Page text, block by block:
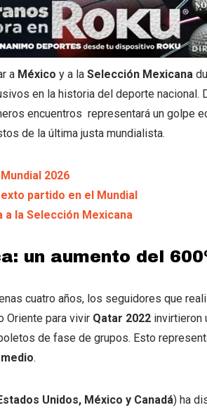
a México y a la Selección Mexicana
en la historia del deporte nacional.
encuentros representará un golpe
de la última justa mundialista.
2026
partido en el Mundial
a la Selección Mexicana
un aumento del
cuatro años, los seguidores que
Oriente para vivir Qatar 2022 invirtieron
de fase de grupos. Esto
.
Unidos, México y Canadá) ha